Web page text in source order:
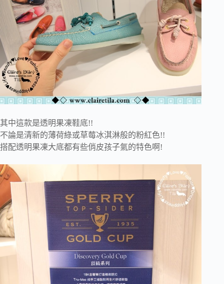
其中這款是透明果凍鞋底!!
不論是清新的薄荷綠或草莓冰淇淋般的粉紅色!!
搭配透明果凍大底都有些俏皮孩子氣的特色啊!